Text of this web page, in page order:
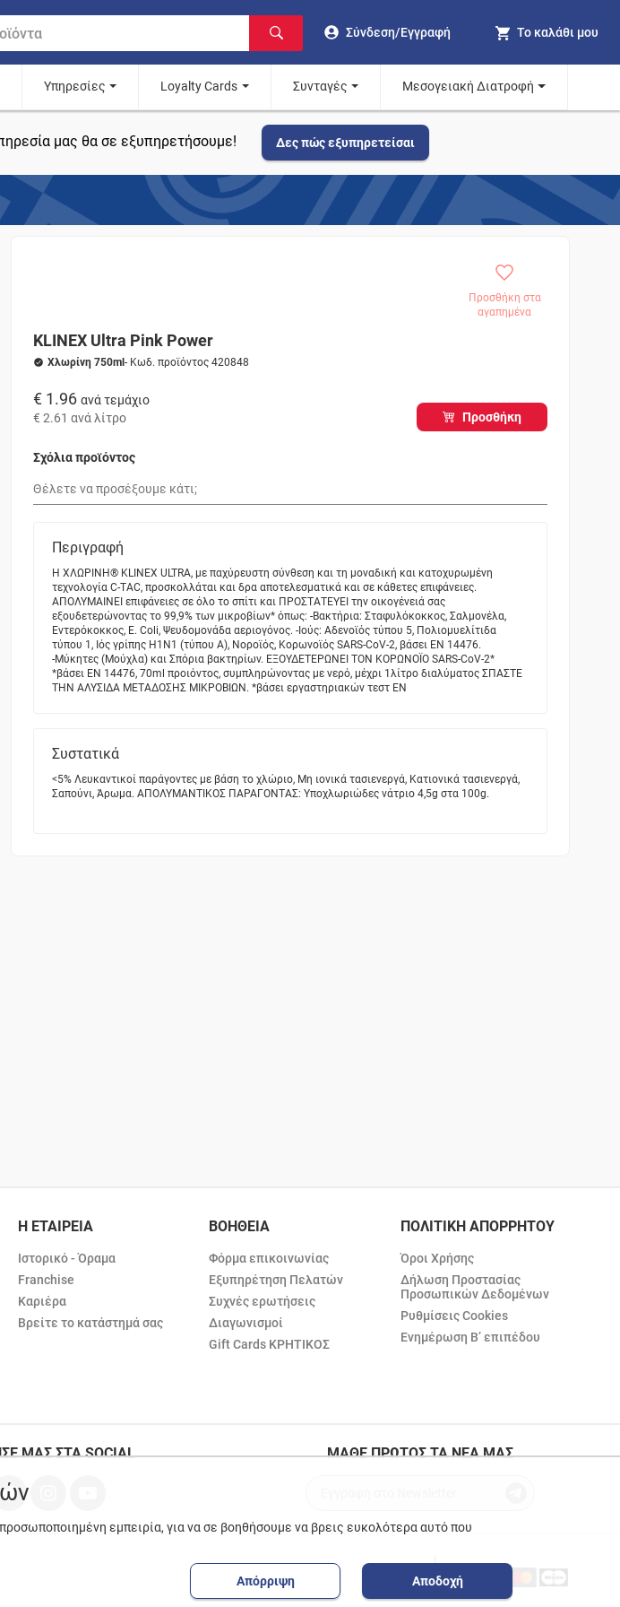
Σύνδεση/Εγγραφή Το καλάθι μου
Υπηρεσίες Loyalty Cards Συνταγές Μεσογειακή Διατροφή
μας θα σε εξυπηρετήσουμε! Δες πώς εξυπηρετείσαι
Προσθήκη στα
αγαπημένα
KLINEX Ultra Pink Power
Χλωρίνη 750ml - Κωδ. προϊόντος 420848
€ 1.96 ανά τεμάχιο
€ 2.61 ανά λίτρο Προσθήκη
Σχόλια προϊόντος
Περιγραφή
Η ΧΛΩΡΙΝΗ® KLINEX ULTRA, με παχύρευστη σύνθεση και τη μοναδική και κατοχυρωμένη
τεχνολογία C-TAC, προσκολλάται και δρα αποτελεσματικά και σε κάθετες επιφάνειες.
ΑΠΟΛΥΜΑΙΝΕΙ επιφάνειες σε όλο το σπίτι και ΠΡΟΣΤΑΤΕΥΕΙ την οικογένειά σας
εξουδετερώνοντας το 99,9% των μικροβίων* όπως: -Βακτήρια: Σταφυλόκοκκος, Σαλμονέλα,
Εντερόκοκκος, E. Coli, Ψευδομονάδα αεριογόνος. -Ιούς: Αδενοϊός τύπου 5, Πολιομυελίτιδα
τύπου 1, Ιός γρίπης Η1Ν1 (τύπου Α), Noροϊός, Κορωνοϊός SARS-CoV-2, βάσει EN 14476.
-Μύκητες (Μούχλα) και Σπόρια βακτηρίων. ΕΞΟΥΔΕΤΕΡΩΝΕΙ ΤΟΝ ΚΟΡΩΝΟΪΟ SARS-CoV-2*
*βάσει EN 14476, 70ml προιόντος, συμπληρώνοντας με νερό, μέχρι 1λίτρο διαλύματος ΣΠΑΣΤΕ
ΤΗΝ ΑΛΥΣΙΔΑ ΜΕΤΑΔΟΣΗΣ ΜΙΚΡΟΒΙΩΝ. *βάσει εργαστηριακών τεστ ΕΝ
Συστατικά
<5% Λευκαντικοί παράγοντες µε βάση το χλώριο, Μη ιονικά τασιενεργά, Κατιονικά τασιενεργά,
Σαπούνι, Άρωµα. ΑΠΟΛΥΜΑΝΤΙΚΟΣ ΠΑΡΑΓΟΝΤΑΣ: Υποχλωριώδες νάτριο 4,5g στα 100g.
Η ΕΤΑΙΡΕΙΑ
Ιστορικό - Όραμα
Franchise
Καριέρα
Βρείτε το κατάστημά σας
ΒΟΗΘΕΙΑ
Φόρμα επικοινωνίας
Εξυπηρέτηση Πελατών
Συχνές ερωτήσεις
Διαγωνισμοί
Gift Cards ΚΡΗΤΙΚΟΣ
ΠΟΛΙΤΙΚΗ ΑΠΟΡΡΗΤΟΥ
Όροι Χρήσης
Δήλωση Προστασίας
Προσωπικών Δεδομένων
Ρυθμίσεις Cookies
Ενημέρωση Β’ επιπέδου
ΜΑΣ ΣΤΑ SOCIAL ΜΑΘΕ ΠΡΩΤΟΣ ΤΑ ΝΕΑ ΜΑΣ
εμπειρία, για να σε βοηθήσουμε να βρεις ευκολότερα αυτό που
Απόρριψη Αποδοχή